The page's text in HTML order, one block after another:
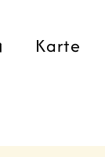
Karte